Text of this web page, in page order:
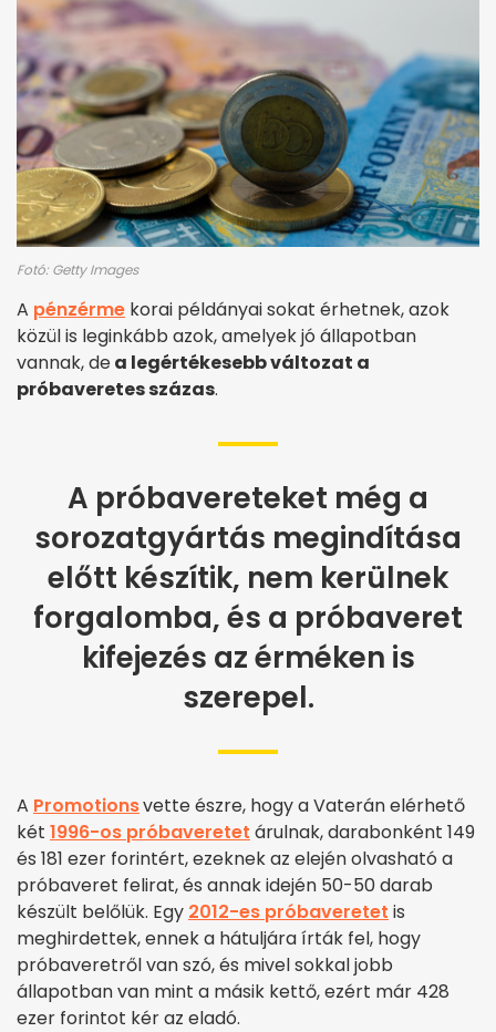
Fotó: Getty Images
A pénzérme korai példányai sokat érhetnek, azok
közül is leginkább azok, amelyek jó állapotban
vannak, dea legértékesebb változat a
próbaveretes százas.
A próbavereteket még a
sorozatgyártás megindítása
előtt készítik, nem kerülnek
forgalomba, és a próbaveret
kifejezés az érméken is
szerepel.
A Promotionsvette észre, hogy a Vaterán elérhető
két 1996-os próbaveretet árulnak, darabonként 149
és 181 ezer forintért, ezeknek az elején olvasható a
próbaveret felirat, és annak idején 50-50 darab
készült belőlük. Egy 2012-es próbaveretet is
meghirdettek, ennek a hátuljára írták fel, hogy
próbaveretről van szó, és mivel sokkal jobb
állapotban van mint a másik kettő, ezért már 428
ezer forintot kér az eladó.